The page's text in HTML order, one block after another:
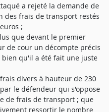
a rejeté la demande de
des frais de transport restés
;
que devant le premier
de cour un décompte précis
bien qu'il a été fait une juste
divers à hauteur de 230
le défendeur qui s'oppose
de frais de transport ; que
ressortir le nombre